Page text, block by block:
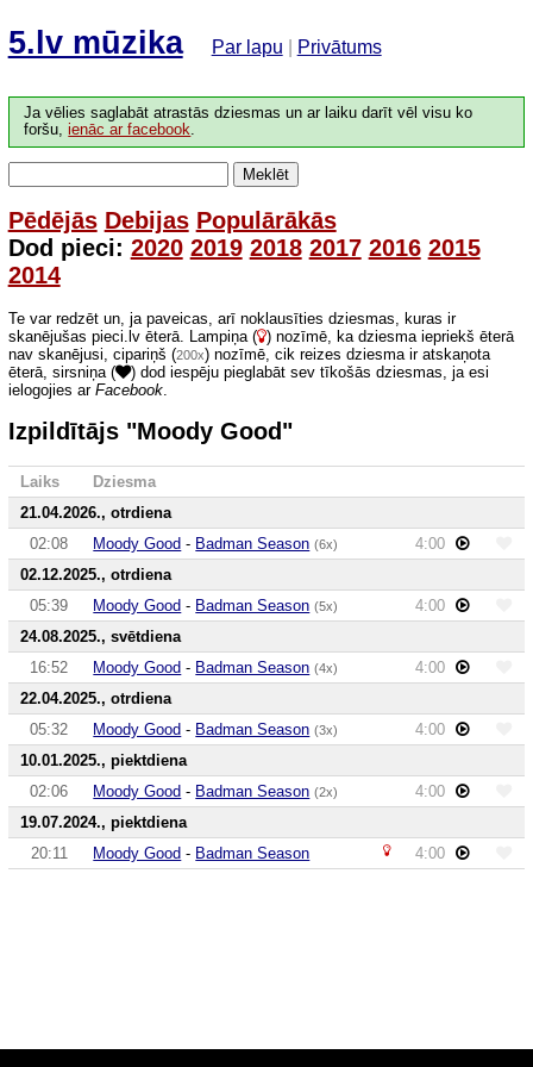
5.lv mūzika Par lapu Privātums
Ja vēlies saglabāt atrastās dziesmas un ar laiku darīt vēl visu ko
foršu,ienāc ar facebook.
Meklēt
Pēdējās Debijas Populārākās
Dod pieci: 2020 2019 2018 2017 2016 2015
2014
Te var redzēt un, ja paveicas, arī noklausīties dziesmas, kuras ir
skanējušas pieci.lv ēterā. Lampiņa ( ) nozīmē, ka dziesma iepriekš ēterā
nav skanējusi, cipariņš (200x) nozīmē, cik reizes dziesma ir atskaņota
ēterā, sirsniņa (
) dod iespēju pieglabāt sev tīkošās dziesmas, ja esi
ielogojies ar Facebook.
Izpildītājs "Moody Good"
Laiks
Dziesma
21.04.2026., otrdiena
02:08
Moody Good - Badman Season (6x)
4:00
02.12.2025., otrdiena
05:39
Moody Good - Badman Season (5x)
4:00
24.08.2025., svētdiena
16:52
Moody Good - Badman Season (4x)
4:00
22.04.2025., otrdiena
05:32
Moody Good - Badman Season (3x)
4:00
10.01.2025., piektdiena
02:06
Moody Good - Badman Season (2x)
4:00
19.07.2024., piektdiena
20:11
Moody Good - Badman Season 4:00